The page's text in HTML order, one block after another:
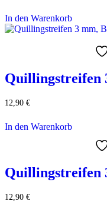
In den Warenkorb
Quillingstreifen
12,90 €
In den Warenkorb
Quillingstreifen
12,90 €